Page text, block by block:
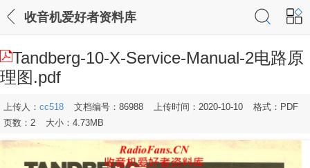
收音机爱好者资料库
Tandberg-10-X-Service-Manual-2电路原
理图.pdf
上传人： cc518 文档编号：86988 上传时间：2020-10-10
格式：PDF
页数：2
大小：4.73MB